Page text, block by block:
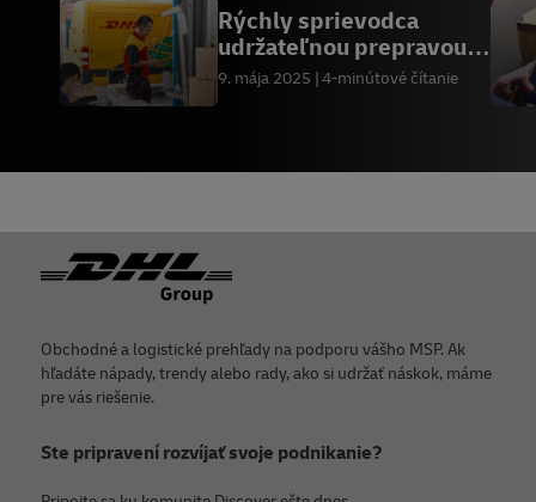
Rýchly sprievodca
udržateľnou prepravou
B2B
9. mája 2025 4-minútové čítanie
Obchodné a logistické prehľady na podporu vášho MSP. Ak
hľadáte nápady, trendy alebo rady, ako si udržať náskok, máme
pre vás riešenie.
Ste pripravení rozvíjať svoje podnikanie?